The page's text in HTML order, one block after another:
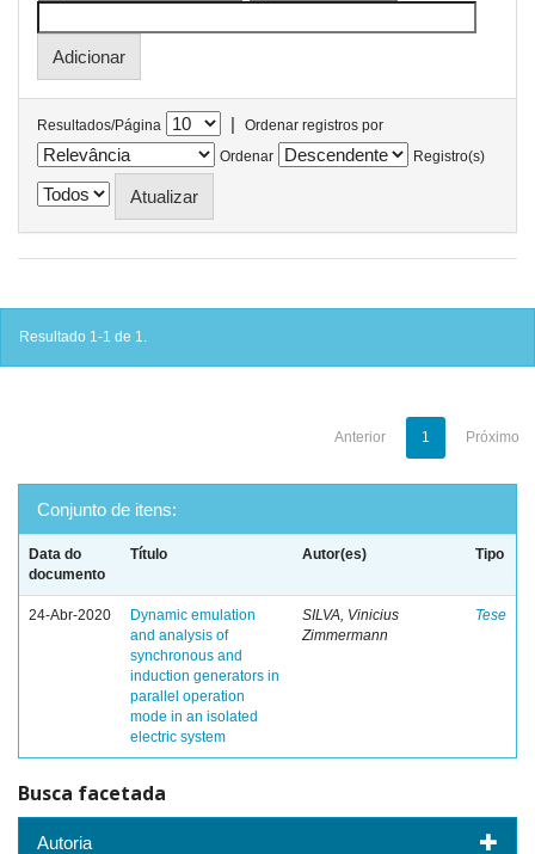
Resultados/Página |
Ordenar registros por
Ordenar
Registro(s)
Resultado 1-1 de 1.
Anterior 1 Próximo
Conjunto de itens:
Data do
documento
Título Autor(es) Tipo
24-Abr-2020
Dynamic emulation
and analysis of
synchronous and
induction generators in
parallel operation
mode in an isolated
electric system
SILVA, Vinicius
Zimmermann
Tese
Busca facetada
Autoria